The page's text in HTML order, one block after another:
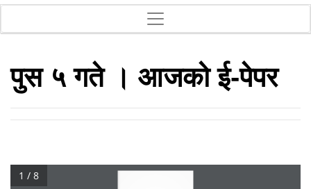
पुस ५ गते । आजको ई-पेपर
1 / 8